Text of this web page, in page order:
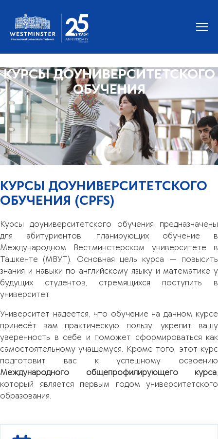
КУРСЫ ДОУНИВЕРСИТЕТСКОГО
ОБУЧЕНИЯ
КУРСЫ ДОУНИВЕРСИТЕТСКОГО
ОБУЧЕНИЯ (CPFS)
Курсы доуниверситетского обучения предназначены
для абитуриентов, планирующих обучение в
Международном Вестминстерском университете в
Ташкенте (МВУТ). Основная цель курса — повысить
знания и навыки по английскому языку и математике у
будущих студентов, стремящихся поступить в
университет.
Университет надеется, что обучение на данном курсе
принесёт вам практическую пользу, укрепит вашу
уверенность в себе и поможет сформироваться как
самостоятельному учащемуся. Кроме того, этот курс
подготовит вас к успешному освоению
Международного общепрофилирующего курса,
который является первым годом университетского
образования.